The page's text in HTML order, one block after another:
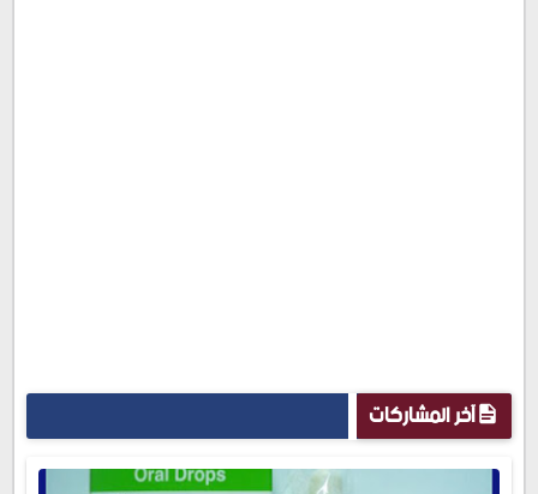
آخر المشاركات